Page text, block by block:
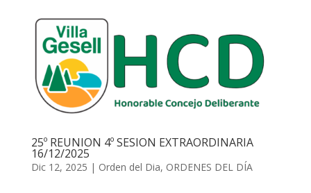
25º REUNION 4º SESION EXTRAORDINARIA
16/12/2025
Dic 12, 2025 | Orden del Dia, ORDENES DEL DÍA